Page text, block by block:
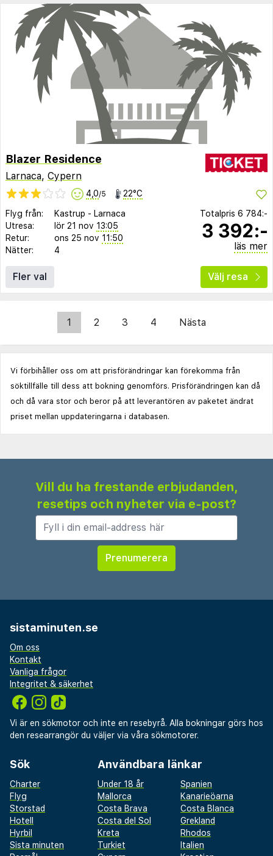
Blazer Residence
Larnaca, Cypern
4,0/5 22°C
Flyg från: Kastrup - Larnaca
Utresa:
lör 21 nov 13:05
Retur:
ons 25 nov 11:50
Nätter:
4
Totalpris 6 784:-
3 392:-
läs mer
Fler val Välj resa
1 2 3 4 Nästa
Vi förbihåller oss om att prisförändringar kan förekomma från
söktillfälle till dess att bokning genomförs. Prisförändringen kan då
och då vara stor och beror på att leverantören av paketet ändrat
priset mellan uppdateringarna i databasen.
Vill du ha frestande erbjudanden,
resetips och nyheter via e-post?
sistaminuten.se
Om oss
Kontakt
Vanliga frågor
Integritet & säkerhet
Vi är en sökmotor och inte en resebyrå. Alla bokningar görs hos
den researrangör du väljer via våra sökmotorer.
Sök
Charter
Flyg
Storstad
Hotell
Hyrbil
Sista minuten
Användbara länkar
Under 18 år
Spanien
Mallorca
Kanarieöarna
Costa Brava
Costa Blanca
Costa del Sol
Grekland
Kreta
Rhodos
Turkiet
Italien